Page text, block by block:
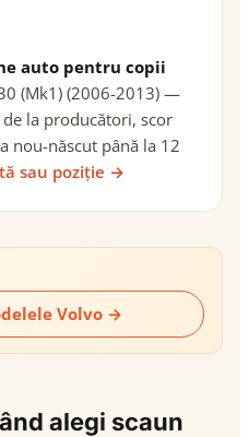
auto pentru copii
(Mk1) (2006-2013) —
la producători, scor
nou-născut până la 12
sau poziție →
Volvo →
alegi scaun